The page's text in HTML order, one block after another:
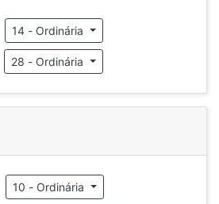
14 - Ordinária
28 - Ordinária
10 - Ordinária